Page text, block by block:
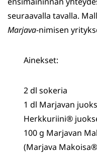
seuraavalla tavalla.
Marjava-nimisen
Ainekset:
2 dl sokeria
​​​​​​​1 dl Marjavan
Herkkuriini®
​​​​​​​100 g Marjavan
(Marjava